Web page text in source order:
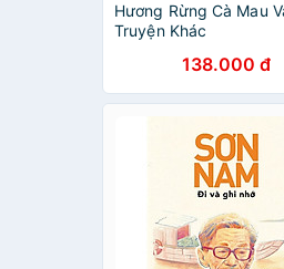
Hương Rừng Cà Mau
Truyện Khác
138.000 đ